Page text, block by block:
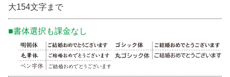
大154文字まで
■書体選択も課金なし